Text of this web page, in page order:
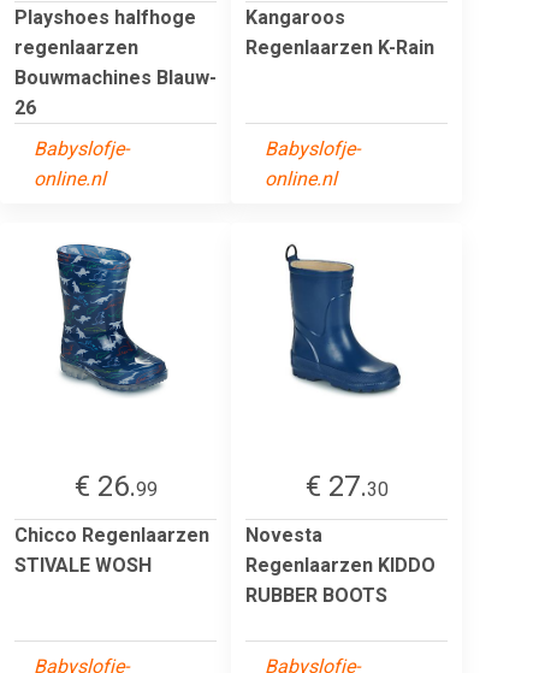
Playshoes halfhoge
regenlaarzen
Bouwmachines Blauw-
26
Babyslofje-
online.nl
Kangaroos
Regenlaarzen K-Rain
Babyslofje-
online.nl
€ 26.99
Chicco Regenlaarzen
STIVALE WOSH
Babyslofje-
€ 27.30
Novesta
Regenlaarzen KIDDO
RUBBER BOOTS
Babyslofje-